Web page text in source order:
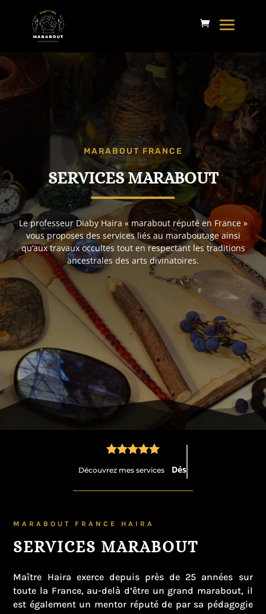
MARABOUT FRANCE
SERVICES MARABOUT
Le professeur Diaby Haira « marabout réputé en France »
vous proposes des services liés au maraboutage ainsi
qu’aux travaux occultes tout en respectant les traditions
ancestrales des arts divinatoires.

Découvrez mes services Occultisme
MARABOUT FRANCE HAIRA
SERVICES MARABOUT
Maître Haira exerce depuis près de 25 années sur
toute la France, au-delà d’être un grand marabout, il
est également un mentor réputé de par sa pédagogie